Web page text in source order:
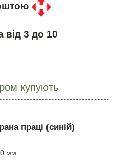
від 3 до 10
купують
праці (синій)
мм